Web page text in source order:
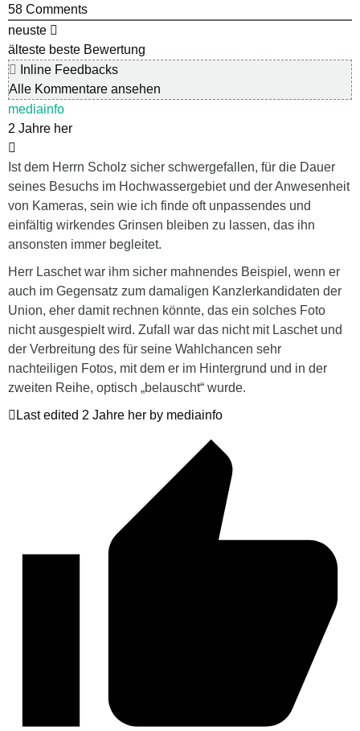
58 Comments
neuste
älteste beste Bewertung
Inline Feedbacks
Alle Kommentare ansehen
mediainfo
2 Jahre her
Ist dem Herrn Scholz sicher schwergefallen, für die Dauer
seines Besuchs im Hochwassergebiet und der Anwesenheit
von Kameras, sein wie ich finde oft unpassendes und
einfältig wirkendes Grinsen bleiben zu lassen, das ihn
ansonsten immer begleitet.
Herr Laschet war ihm sicher mahnendes Beispiel, wenn er
auch im Gegensatz zum damaligen Kanzlerkandidaten der
Union, eher damit rechnen könnte, das ein solches Foto
nicht ausgespielt wird. Zufall war das nicht mit Laschet und
der Verbreitung des für seine Wahlchancen sehr
nachteiligen Fotos, mit dem er im Hintergrund und in der
zweiten Reihe, optisch „belauscht“ wurde.
Last edited 2 Jahre her by mediainfo